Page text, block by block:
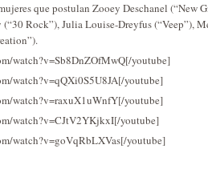
que postulan Zooey Deschanel (“New
(“30 Rock”), Julia Louise-Dreyfus (“Veep”),
watch?v=Sb8DnZOfMwQ[/youtube]
watch?v=qQXi0S5U8JA[/youtube]
watch?v=raxuX1uWnfY[/youtube]
watch?v=CJtV2YKjkxI[/youtube]
watch?v=goVqRbLXVas[/youtube]